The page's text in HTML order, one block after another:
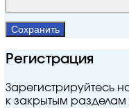
Сохранить
Регистрация
Зарегистрируйтесь
к закрытым разделам